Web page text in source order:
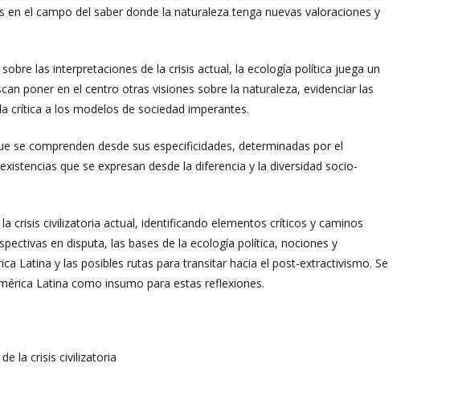
el campo del saber donde la naturaleza tenga nuevas valoraciones y
las interpretaciones de la crisis actual, la ecología política juega un
poner en el centro otras visiones sobre la naturaleza, evidenciar las
crítica a los modelos de sociedad imperantes.
se comprenden desde sus especificidades, determinadas por el
que se expresan desde la diferencia y la diversidad socio-
crisis civilizatoria actual, identificando elementos críticos y caminos
en disputa, las bases de la ecología política, nociones y
Latina y las posibles rutas para transitar hacia el post-extractivismo. Se
Latina como insumo para estas reflexiones.
la crisis civilizatoria